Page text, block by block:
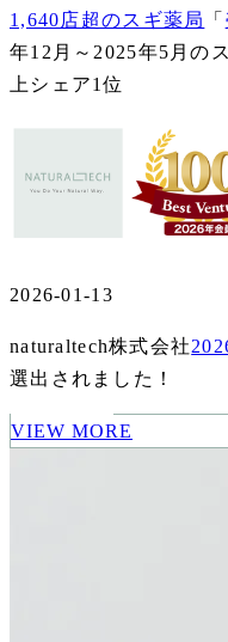
1,640店超のスギ薬局
「
年12月～2025年5月の
上シェア1位
2026-01-13
naturaltech株式会社
選出されました！
VIEW MORE